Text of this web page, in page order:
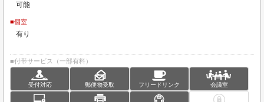
可能
■個室
有り
■付帯サービス（一部有料）
受付対応 郵便物受取 フリードリンク 会議室